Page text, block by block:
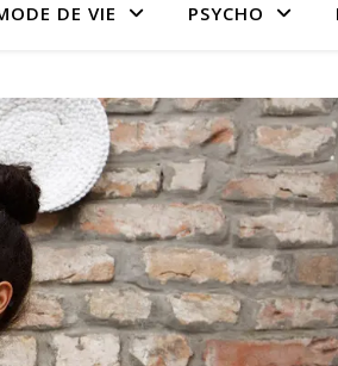
DE VIE PSYCHO